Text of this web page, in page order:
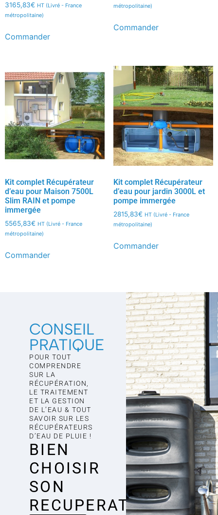
3165,83€ HT (Livré - France
métropolitaine)
Commander
métropolitaine)
Commander
Kit complet Récupérateur
d’eau pour Maison 7500L
Slim RAIN et pompe
immergée
5565,83€ HT (Livré - France
métropolitaine)
Commander
Kit complet Récupérateur
d’eau pour jardin 3000L et
pompe immergée
2815,83€ HT (Livré - France
métropolitaine)
Commander
CONSEIL
PRATIQUE
POUR TOUT
COMPRENDRE
SUR LA
RÉCUPÉRATION,
LE TRAITEMENT
ET LA GESTION
DE L’EAU & TOUT
SAVOIR SUR LES
RÉCUPÉRATEURS
D’EAU DE PLUIE !
BIEN
CHOISIR
SON
RECUPERATEUR